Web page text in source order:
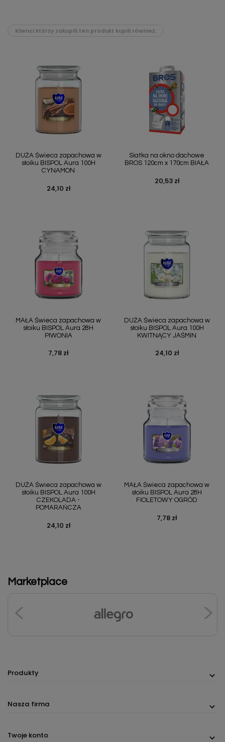
Klienci którzy zakupili ten produkt kupili również:
DUŻA Świeca zapachowa w
słoiku BISPOL Aura 100H
CYNAMON
Cena
24,10 zł
Siatka na okno dachowe
BROS 120cm x 170cm BIAŁA
Cena
20,53 zł
MAŁA Świeca zapachowa w
słoiku BISPOL Aura 28H
PIWONIA
Cena
7,78 zł
DUŻA Świeca zapachowa w
słoiku BISPOL Aura 100H
KWITNĄCY JAŚMIN
Cena
24,10 zł
DUŻA Świeca zapachowa w
słoiku BISPOL Aura 100H
CZEKOLADA -
POMARAŃCZA
Cena
24,10 zł
MAŁA Świeca zapachowa w
słoiku BISPOL Aura 28H
FIOLETOWY OGRÓD
Cena
7,78 zł
Marketplace
Produkty
Nasza firma
Twoje konto